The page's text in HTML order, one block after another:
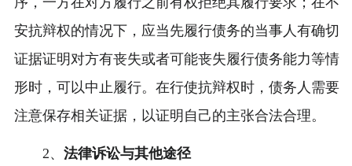
安抗辩权的情况下，应当先履行债务的当事人有确切
证据证明对方有丧失或者可能丧失履行债务能力等情
形时，可以中止履行。在行使抗辩权时，债务人需要
注意保存相关证据，以证明自己的主张合法合理。
2、 法律诉讼与其他途径